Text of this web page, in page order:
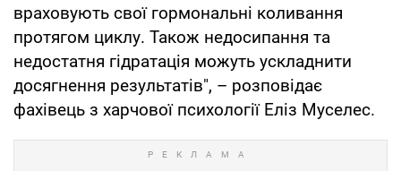
враховують свої гормональні коливання
протягом циклу. Також недосипання та
недостатня гідратація можуть ускладнити
досягнення результатів", – розповідає
фахівець з харчової психології Еліз Муселес.